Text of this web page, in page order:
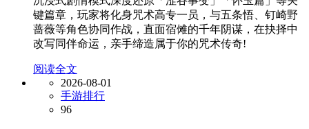
键篇章，玩家将化身咒术高专一员，与五条悟、钉崎野
蔷薇等角色协同作战，直面宿傩的千年阴谋，在抉择中
改写同伴命运，亲手缔造属于你的咒术传奇!
阅读全文
2026-08-01
手游排行
96